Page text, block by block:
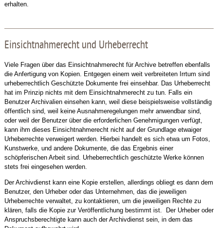
erhalten.
Einsichtnahmerecht und Urheberrecht
Viele Fragen über das Einsichtnahmerecht für Archive betreffen ebenfalls
die Anfertigung von Kopien. Entgegen einem weit verbreiteten Irrtum sind
urheberrechtlich Geschützte Dokumente frei einsehbar. Das Urheberrecht
hat im Prinzip nichts mit dem Einsichtnahmerecht zu tun. Falls ein
Benutzer Archivalien einsehen kann, weil diese beispielsweise vollständig
öffentlich sind, weil keine Ausnahmeregelungen mehr anwendbar sind,
oder weil der Benutzer über die erforderlichen Genehmigungen verfügt,
kann ihm dieses Einsichtnahmerecht nicht auf der Grundlage etwaiger
Urheberrechte verweigert werden. Hierbei handelt es sich etwa um Fotos,
Kunstwerke, und andere Dokumente, die das Ergebnis einer
schöpferischen Arbeit sind. Urheberrechtlich geschützte Werke können
stets frei eingesehen werden.
Der Archivdienst kann eine Kopie erstellen, allerdings obliegt es dann dem
Benutzer, den Urheber oder das Unternehmen, das die jeweiligen
Urheberrechte verwaltet, zu kontaktieren, um die jeweiligen Rechte zu
klären, falls die Kopie zur Veröffentlichung bestimmt ist. Der Urheber oder
Anspruchsberechtigte kann auch der Archivdienst sein, in dem das